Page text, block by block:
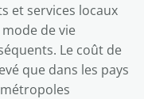
et services locaux
de vie
Le coût de
que dans les pays